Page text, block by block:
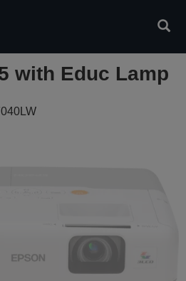
with Educ Lamp